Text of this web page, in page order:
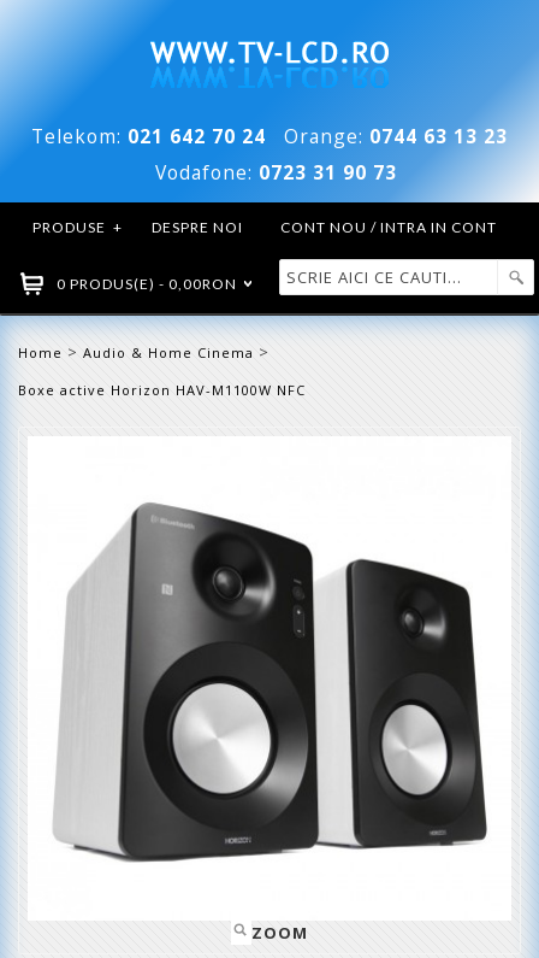
Telekom: 021 642 70 24 Orange: 0744 63 13 23
Vodafone: 0723 31 90 73
PRODUSE + DESPRE NOI CONT NOU / INTRA IN CONT
0 PRODUS(E) - 0,00RON
Home > Audio & Home Cinema >
Boxe active Horizon HAV-M1100W NFC
ZOOM